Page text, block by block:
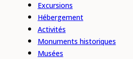
Excursions
Hébergement
Activités
Monuments historiques
Musées